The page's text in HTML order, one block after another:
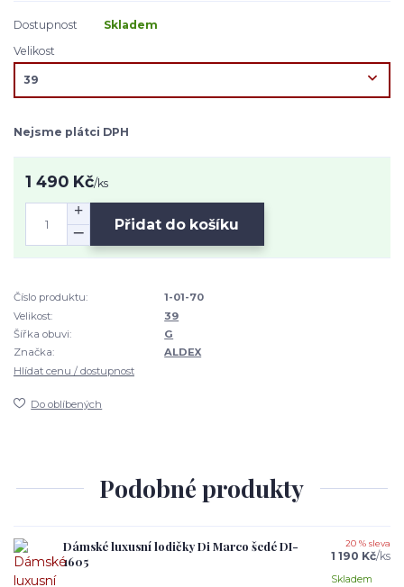
Dostupnost
Skladem
Velikost
Nejsme plátci DPH
1 490 Kč/ks
Přidat do košíku
Číslo produktu:
1-01-70
Velikost:
39
Šířka obuvi:
G
Značka:
ALDEX
Hlídat cenu / dostupnost
Do oblíbených
Podobné produkty
Dámské luxusní lodičky Di Marco šedé DI-
1605
20 % sleva
1 190 Kč/ks
Skladem